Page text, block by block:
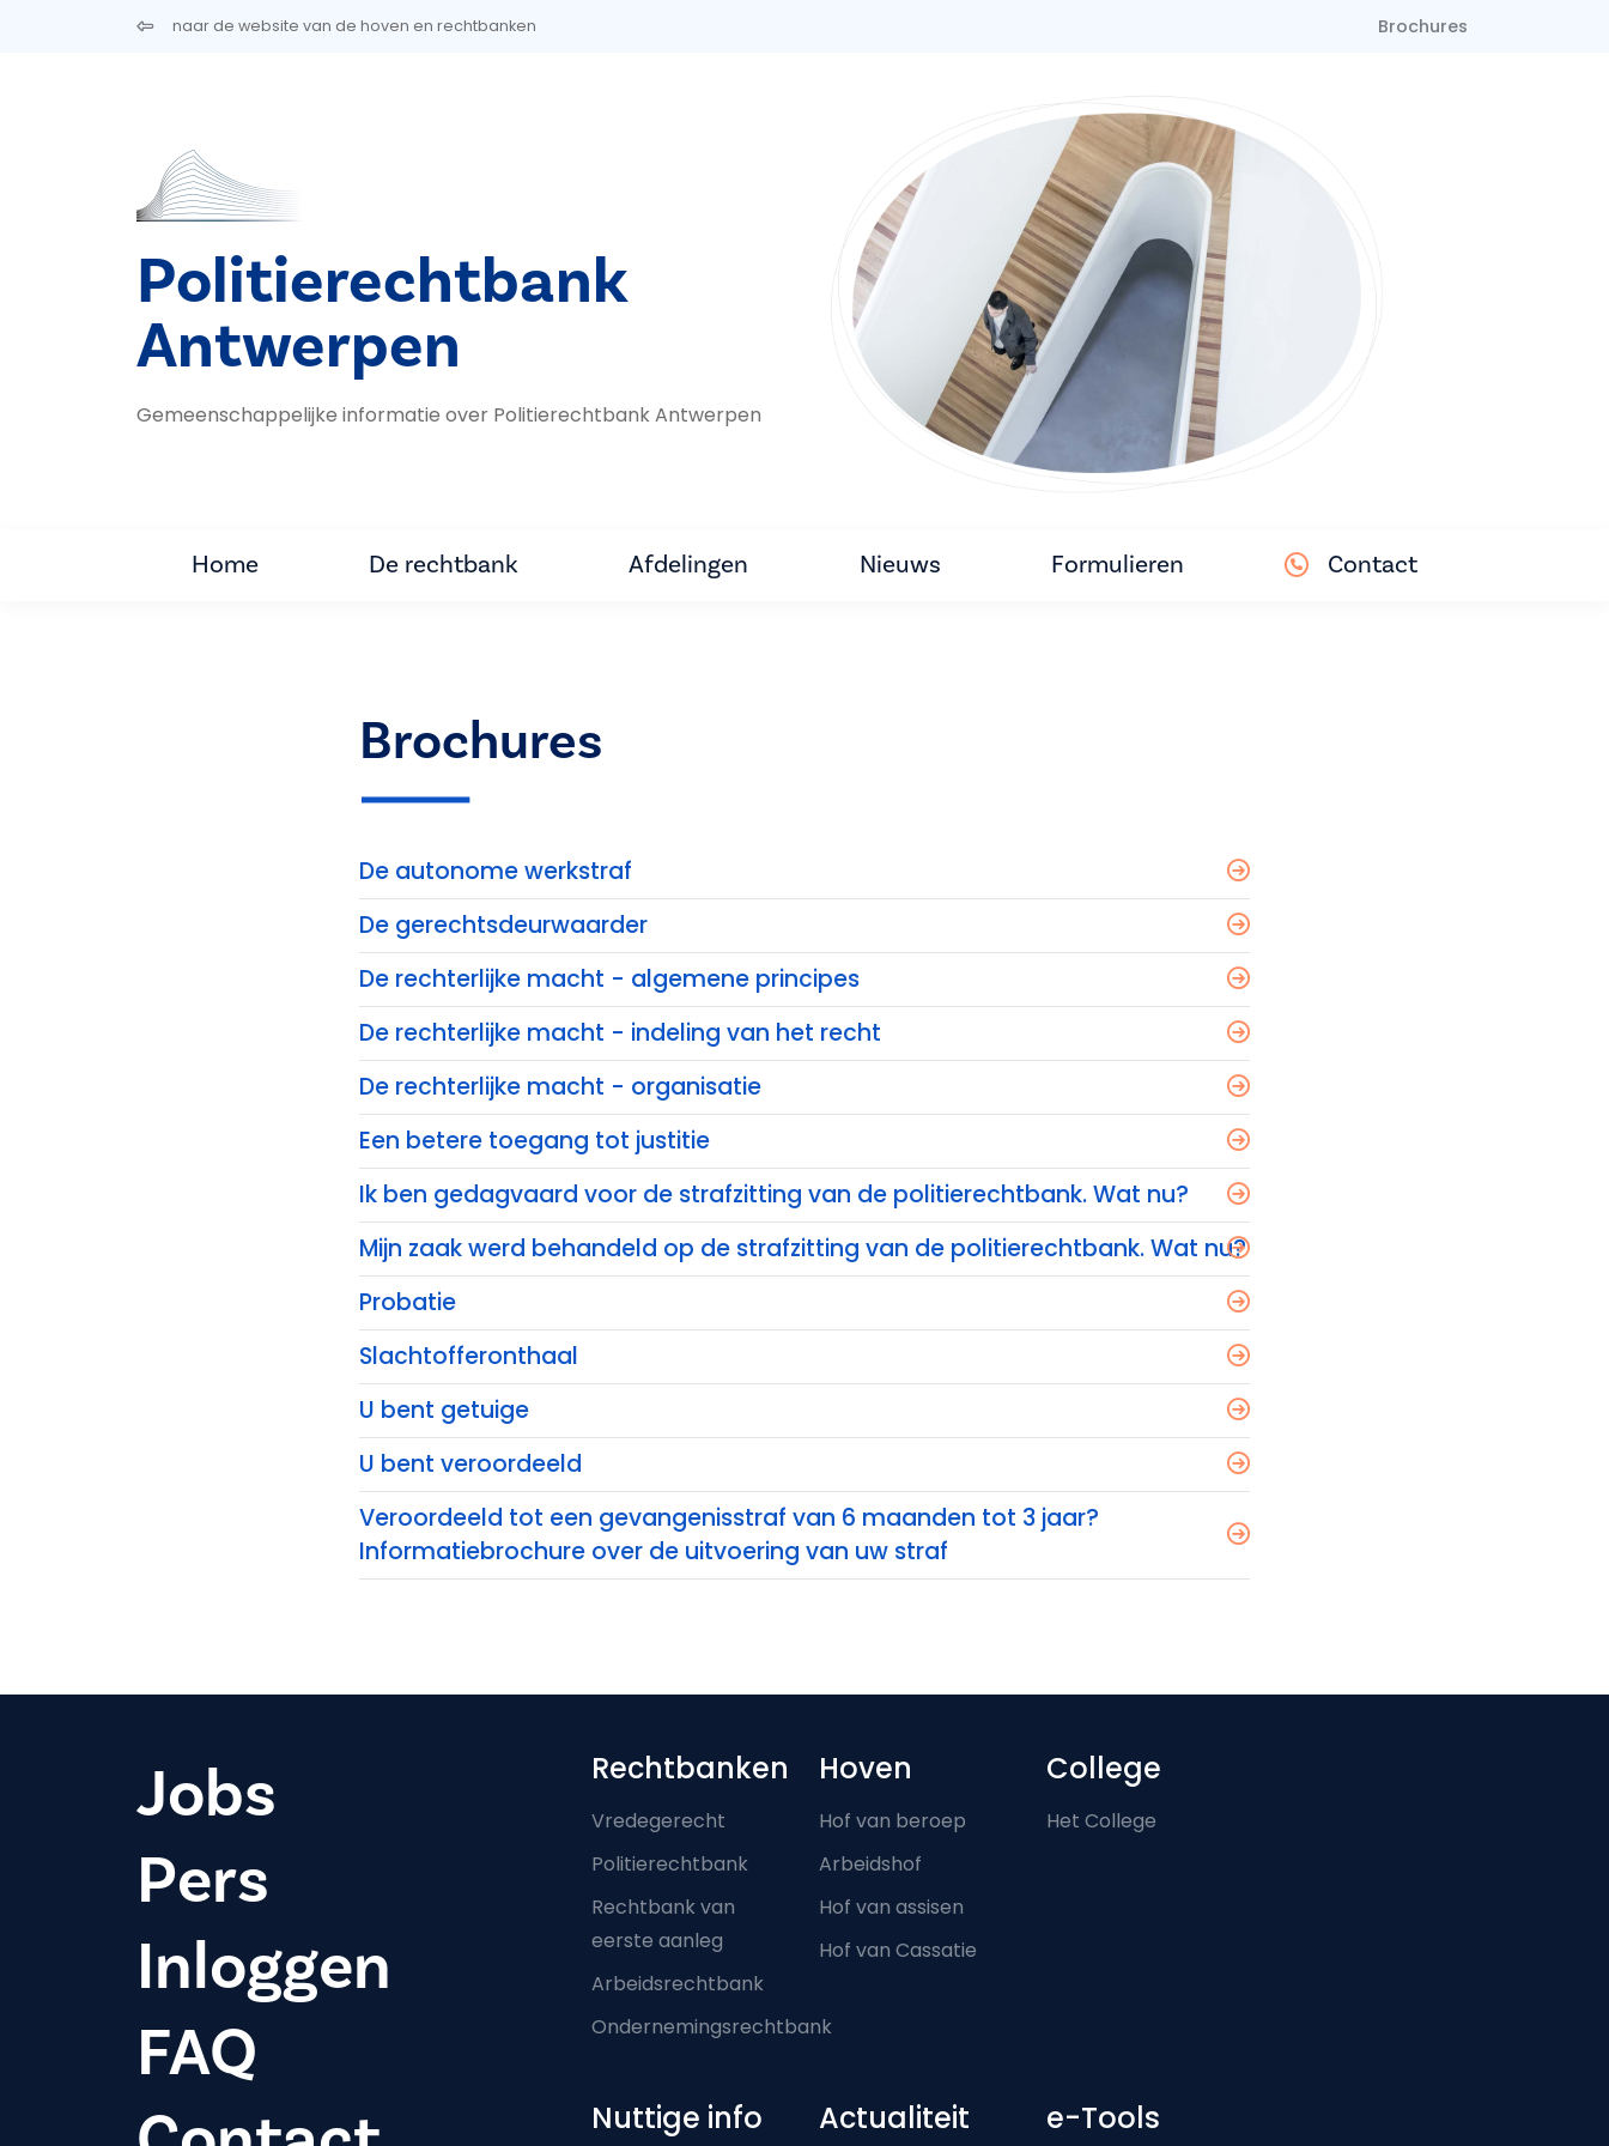
Overslaan en naar de inhoud gaannaar de website van de hoven en rechtbanken Brochures
Politierechtbank
Antwerpen
Gemeenschappelijke informatie over Politierechtbank Antwerpen
Home De rechtbank Afdelingen Nieuws Formulieren Contact
Brochures
De autonome werkstraf
De gerechtsdeurwaarder
De rechterlijke macht - algemene principes
De rechterlijke macht - indeling van het recht
De rechterlijke macht - organisatie
Een betere toegang tot justitie
Ik ben gedagvaard voor de strafzitting van de politierechtbank. Wat nu?
Mijn zaak werd behandeld op de strafzitting van de politierechtbank. Wat nu?
Probatie
Slachtofferonthaal
U bent getuige
U bent veroordeeld
Veroordeeld tot een gevangenisstraf van 6 maanden tot 3 jaar?
Informatiebrochure over de uitvoering van uw straf
Jobs
Pers
Inloggen
FAQ
Footer-menu
Rechtbanken
Vredegerecht
Politierechtbank
Rechtbank van
eerste aanleg
Arbeidsrechtbank
Ondernemingsrechtbank
Hoven
Hof van beroep
Arbeidshof
Hof van assisen
Hof van Cassatie
College
Het College
Nuttige info Actualiteit e-Tools